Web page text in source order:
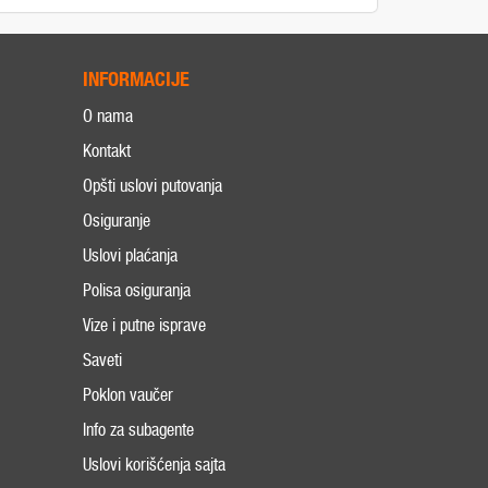
INFORMACIJE
O nama
Kontakt
Opšti uslovi putovanja
Osiguranje
Uslovi plaćanja
Polisa osiguranja
Vize i putne isprave
Saveti
Poklon vaučer
Info za subagente
Uslovi korišćenja sajta